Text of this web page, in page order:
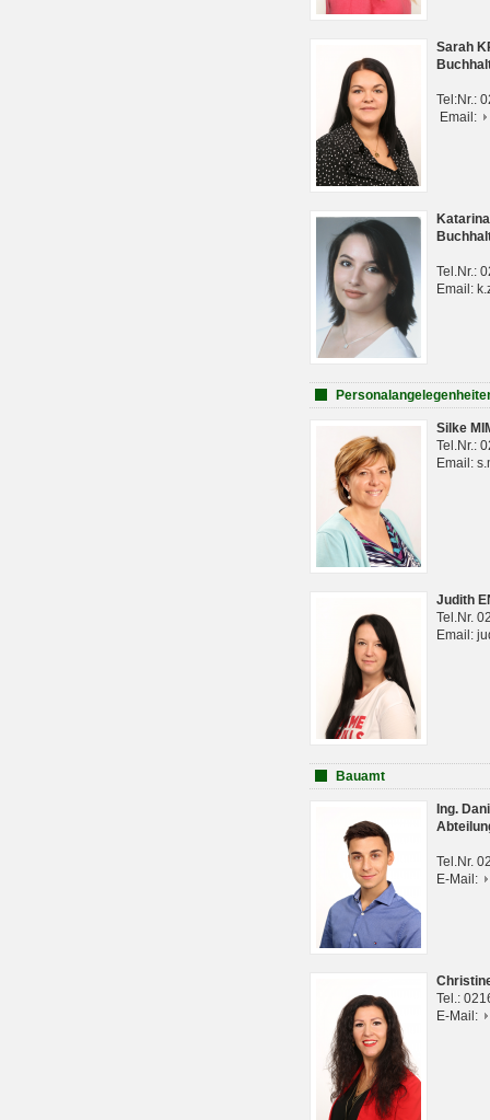
Sarah
Tel:Nr.:
Email:
Tel.Nr.:
Email:
Silke
Tel.Nr.:
Email:
Judith
Tel.Nr.
Email:
Bauamt
Ing.
Tel.Nr.
E-Mail:
Tel.:
E-Mail: